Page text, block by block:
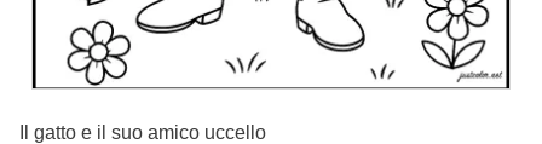
Il gatto e il suo amico uccello